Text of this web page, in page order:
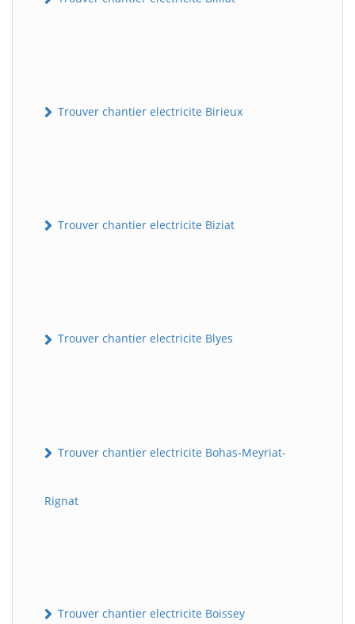
Trouver chantier electricite Birieux
Trouver chantier electricite Biziat
Trouver chantier electricite Blyes
Trouver chantier electricite Bohas-Meyriat-
Rignat
Trouver chantier electricite Boissey